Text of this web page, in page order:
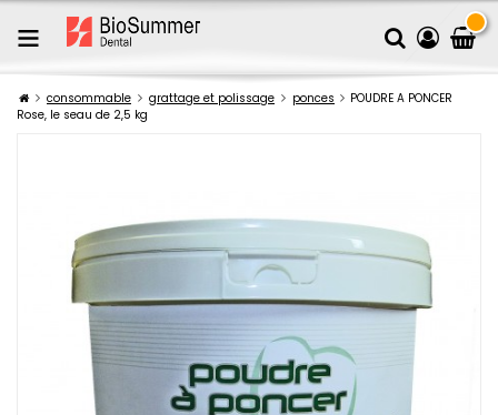
consommable grattage et polissage ponces
POUDRE A PONCER
Rose, le seau de 2,5 kg